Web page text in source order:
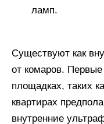
ламп.
Существуют как
от комаров.
площадках, таких
квартирах
внутренние